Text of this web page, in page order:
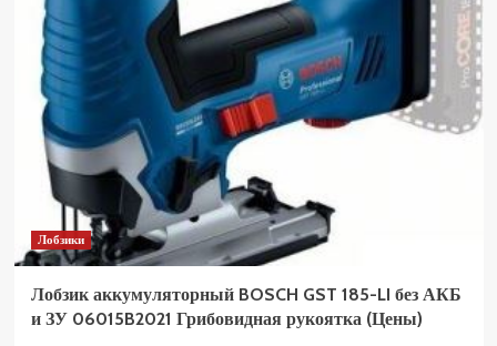
Лобзики
Лобзик аккумуляторный BOSCH GST 185-LI без АКБ
и ЗУ 06015B2021 Грибовидная рукоятка (Цены)